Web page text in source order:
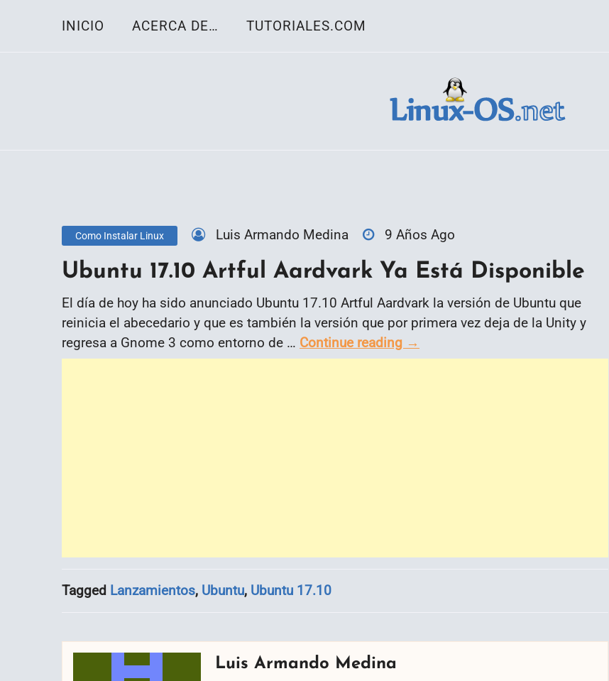
INICIO ACERCA DE… TUTORIALES.COM
Como Instalar Linux Luis Armando Medina 9 Años Ago
Ubuntu 17.10 Artful Aardvark Ya Está Disponible
El día de hoy ha sido anunciado Ubuntu 17.10 Artful Aardvark la versión de Ubuntu que
reinicia el abecedario y que es también la versión que por primera vez deja de la Unity y
regresa a Gnome 3 como entorno de … Continue reading →
Tagged Lanzamientos, Ubuntu, Ubuntu 17.10
Luis Armando Medina